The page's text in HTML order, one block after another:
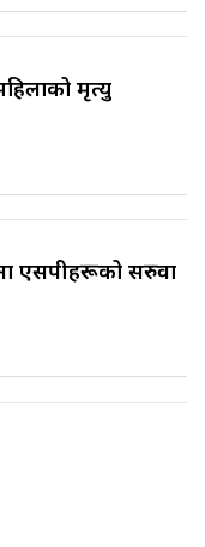
मृत्यु
एसपीहरूको सरुवा